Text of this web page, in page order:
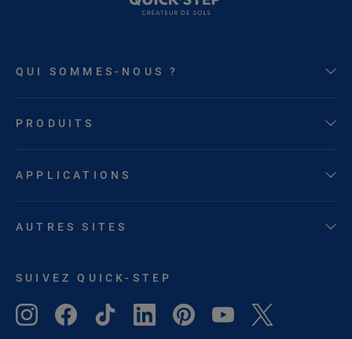
QUI SOMMES-NOUS ?
PRODUITS
APPLICATIONS
AUTRES SITES
SUIVEZ QUICK-STEP